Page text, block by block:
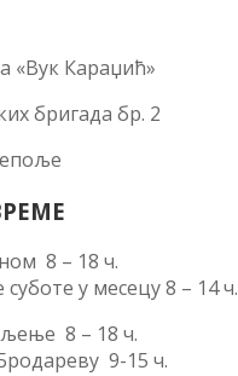
«Вук Караџић»
бригада бр. 2
8 – 18 ч.
у месецу 8 – 14 ч.
8 – 18 ч.
9-15 ч.